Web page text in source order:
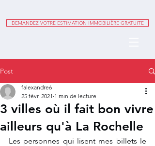
DEMANDEZ VOTRE ESTIMATION IMMOBILIÈRE GRATUITE
Post
3 villes où il fait bon vivre
ailleurs qu'à La Rochelle
falexandre6
25 févr. 2021 1 min de lecture
Les personnes qui lisent mes billets le